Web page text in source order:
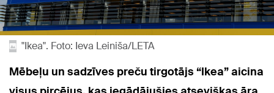
"Ikea". Foto: Ieva Leiniša/LETA
Mēbeļu un sadzīves preču tirgotājs “Ikea” aicina